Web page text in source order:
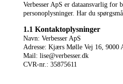
Verbesser ApS er dataansvarlig for
personoplysninger. Har du
1.1 Kontaktoplysninger
Navn: Verbesser ApS
Adresse: Kjærs Mølle Vej 16, 9000
Mail: lise@verbesser.dk
CVR-nr.: 35875611